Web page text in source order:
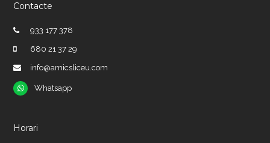
Contacte
933 177 378
680 21 37 29
info@amicsliceu.com
Whatsapp
Whatsapp
Horari